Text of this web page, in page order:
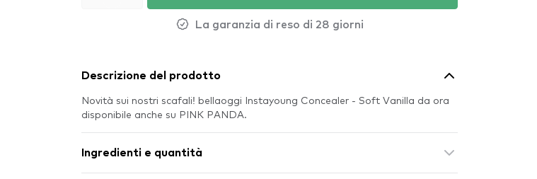
La garanzia di reso di 28 giorni
Descrizione del prodotto
Novità sui nostri scafali! bellaoggi Instayoung Concealer - Soft Vanilla da ora
disponibile anche su PINK PANDA.
Ingredienti e quantità